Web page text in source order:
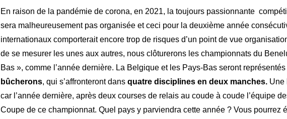
En raison de la pandémie de corona, en 2021, la toujours passionnante
sera malheureusement pas organisée et ceci pour la deuxième année
internationaux comporterait encore trop de risques d’un point de vue
de se mesurer les unes aux autres, nous clôturerons les championnats du
Bas », comme l’année dernière. La Belgique et les Pays-Bas seront
bûcherons, qui s’affronteront dans quatre disciplines en deux manches. Une
car l’année dernière, après deux courses de relais au coude à coude l’équipe
Coupe de ce championnat. Quel pays y parviendra cette année ? Vous pourrez